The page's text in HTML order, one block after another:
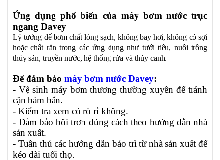
Ứng dụng phổ biến của máy bơm nước trục
ngang Davey
Lý tưởng để bơm chất lỏng sạch, không bay hơi, không có sợi
hoặc chất rắn trong các ứng dụng như tưới tiêu, nuôi trồng
thủy sản, truyền nước, hệ thống rửa và thủy canh.
Để đảm bảo máy bơm nước Davey:
- Vệ sinh máy bơm thương thường xuyên để tránh
cặn bám bẩn.
- Kiểm tra xem có rò rỉ không.
- Đảm bảo bôi trơn đúng cách theo hướng dẫn nhà
sản xuất.
- Tuân thủ các hướng dẫn bảo trì từ nhà sản xuất để
kéo dài tuổi thọ.